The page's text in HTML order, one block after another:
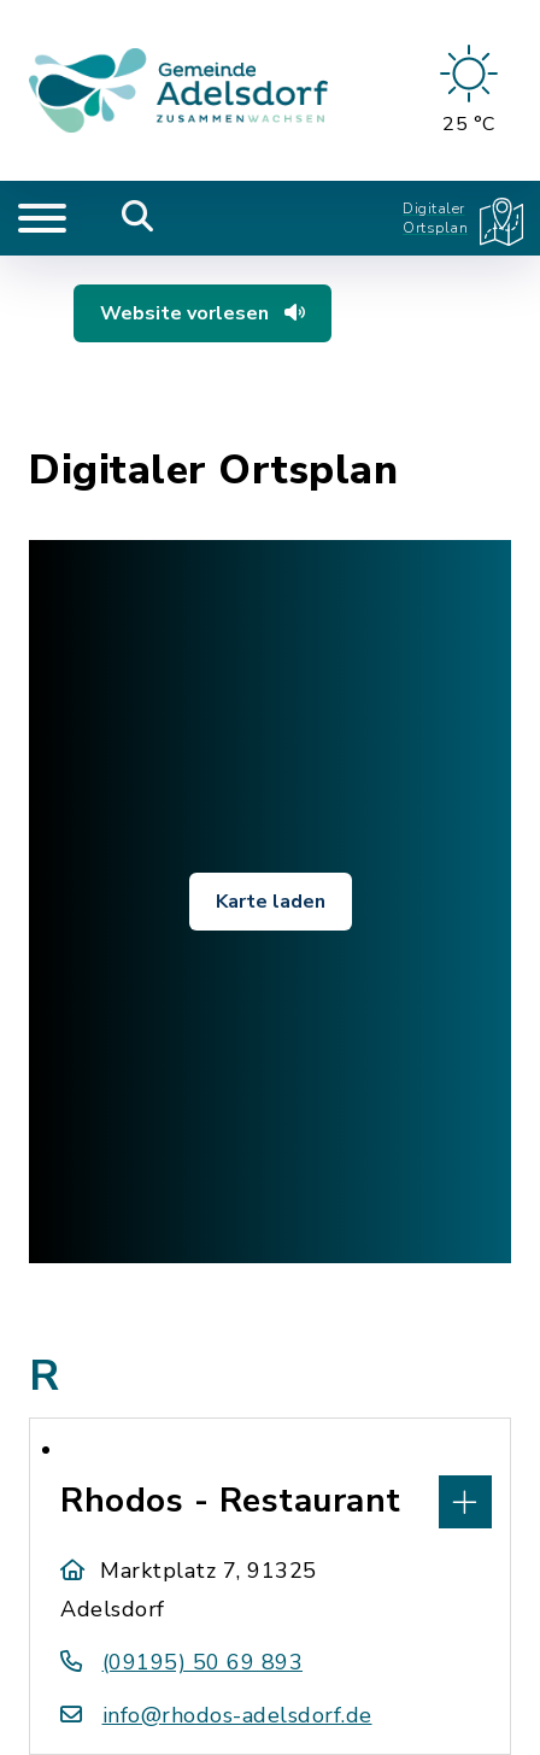
25 °C
Digitaler
Ortsplan
Website vorlesen
Digitaler Ortsplan
Karte laden
R
Rhodos - Restaurant
Marktplatz 7, 91325
Adelsdorf
(09195) 50 69 893
info@rhodos-adelsdorf.de